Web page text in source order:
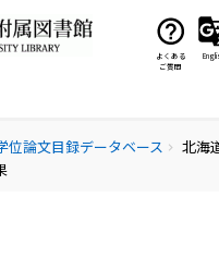
よくある
ご質問
位論文目録データベース chevron_right
北海